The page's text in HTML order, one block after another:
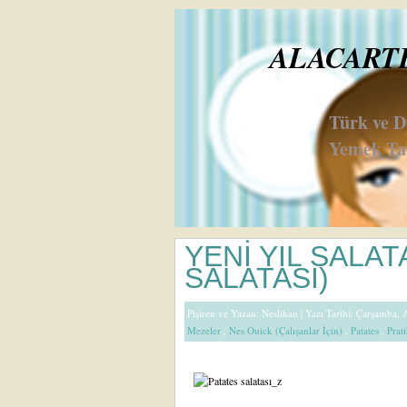
Türk ve
Yemek
YENİ YIL
SALATASI)
Pişiren ve Yazan: Neslihan | Yazı Tarihi: Çarşamba,
Mezeler , Nes Ouick (Çalışanlar İçin) , Patates ,